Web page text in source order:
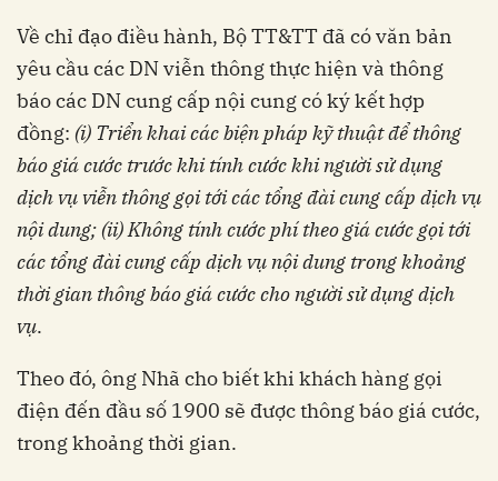
Về chỉ đạo điều hành, Bộ TT&TT đã có văn bản
yêu cầu các DN viễn thông thực hiện và thông
báo các DN cung cấp nội cung có ký kết hợp
đồng: (i) Triển khai các biện pháp kỹ thuật để thông
báo giá cước trước khi tính cước khi người sử dụng
dịch vụ viễn thông gọi tới các tổng đài cung cấp dịch vụ
nội dung; (ii) Không tính cước phí theo giá cước gọi tới
các tổng đài cung cấp dịch vụ nội dung trong khoảng
thời gian thông báo giá cước cho người sử dụng dịch
vụ.
Theo đó, ông Nhã cho biết khi khách hàng gọi
điện đến đầu số 1900 sẽ được thông báo giá cước,
trong khoảng thời gian.